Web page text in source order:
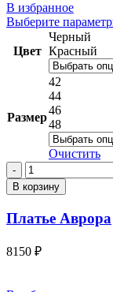
В избранное
Выберите
Цвет
Черный
Красный
Размер
42
44
46
48
Очистить
Количество
товара
Платье
Аврора
В корзину
Платье Аврора
8150 ₽